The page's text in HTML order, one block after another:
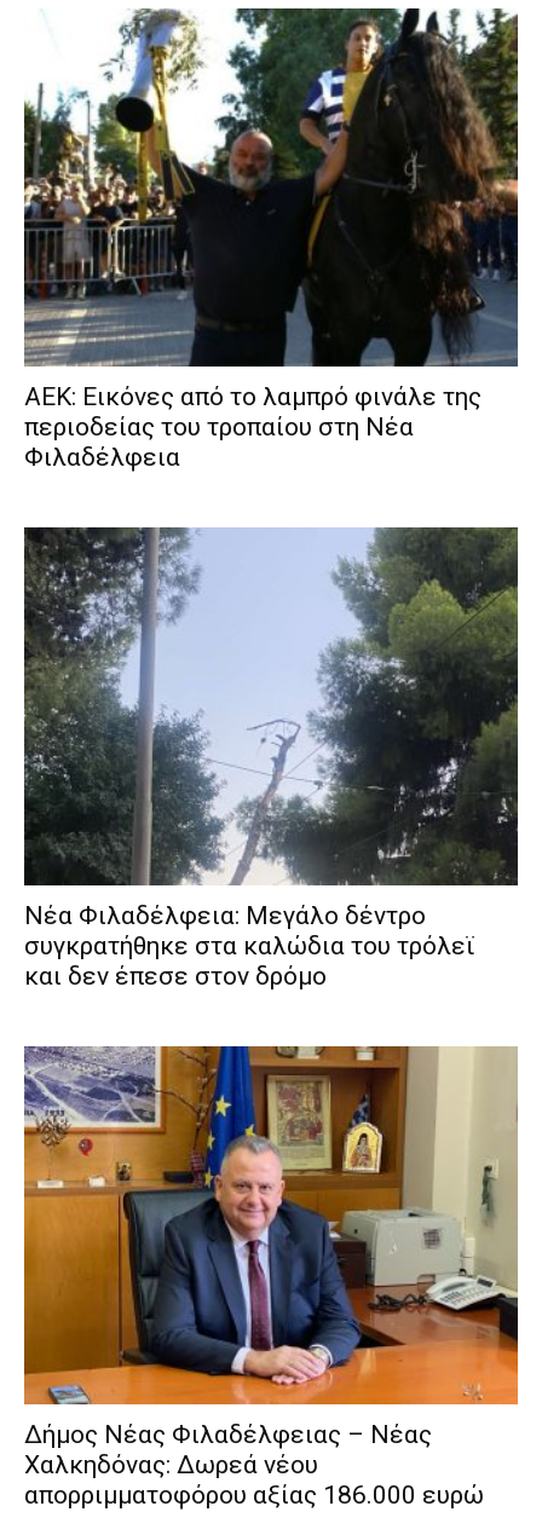
ΑΕΚ: Εικόνες από το λαμπρό φινάλε της
περιοδείας του τροπαίου στη Νέα
Φιλαδέλφεια
Νέα Φιλαδέλφεια: Μεγάλο δέντρο
συγκρατήθηκε στα καλώδια του τρόλεϊ
και δεν έπεσε στον δρόμο
Δήμος Νέας Φιλαδέλφειας – Νέας
Χαλκηδόνας: Δωρεά νέου
απορριμματοφόρου αξίας 186.000 ευρώ